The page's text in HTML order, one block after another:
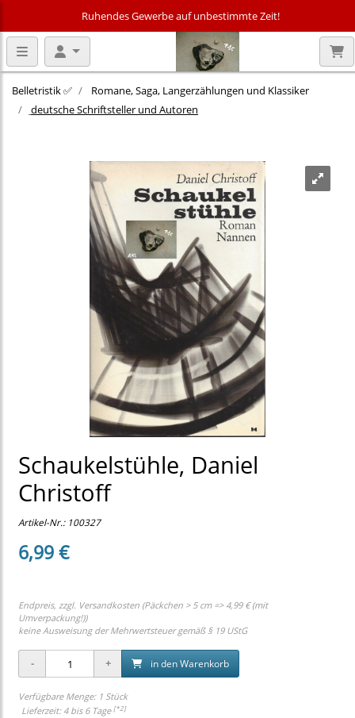
Ruhendes Gewerbe auf unbestimmte Zeit!
Belletristik ✅
Romane, Saga, Langerzählungen und Klassiker
deutsche Schriftsteller und Autoren
Schaukelstühle, Daniel
Christoff
Artikel-Nr.: 100327
6,99 €
Endpreis, zzgl. Versandkosten (Päckchen > 5 cm => 4,99 € (mit
Umverpackung!))
keine Ausweisung der Mehrwertsteuer gemäß § 19 UStG
in den Warenkorb
Verfügbare Menge: 1 Stück
Lieferzeit: 4 bis 6 Tage [*2]